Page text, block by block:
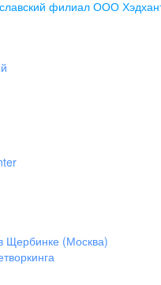
20,
7 этаж,
филиал ООО
Щербинке (Москва)